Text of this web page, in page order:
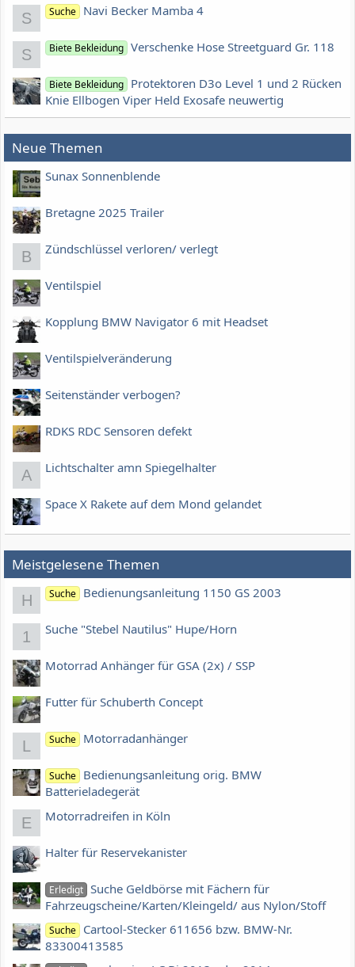
S Suche Navi Becker Mamba 4
S Biete Bekleidung Verschenke Hose Streetguard Gr. 118
Biete Bekleidung Protektoren D3o Level 1 und 2 Rücken
Knie Ellbogen Viper Held Exosafe neuwertig
Neue Themen
Sunax Sonnenblende
Bretagne 2025 Trailer
B Zündschlüssel verloren/ verlegt
Ventilspiel
Kopplung BMW Navigator 6 mit Headset
Ventilspielveränderung
Seitenständer verbogen?
RDKS RDC Sensoren defekt
A Lichtschalter amn Spiegelhalter
Space X Rakete auf dem Mond gelandet
Meistgelesene Themen
H Suche Bedienungsanleitung 1150 GS 2003
1 Suche "Stebel Nautilus" Hupe/Horn
Motorrad Anhänger für GSA (2x) / SSP
Futter für Schuberth Concept
L Suche Motorradanhänger
Suche Bedienungsanleitung orig. BMW
Batterieladegerät
E Motorradreifen in Köln
Halter für Reservekanister
Erledigt Suche Geldbörse mit Fächern für
Fahrzeugscheine/Karten/Kleingeld/ aus Nylon/Stoff
Suche Cartool-Stecker 611656 bzw. BMW-Nr.
83300413585